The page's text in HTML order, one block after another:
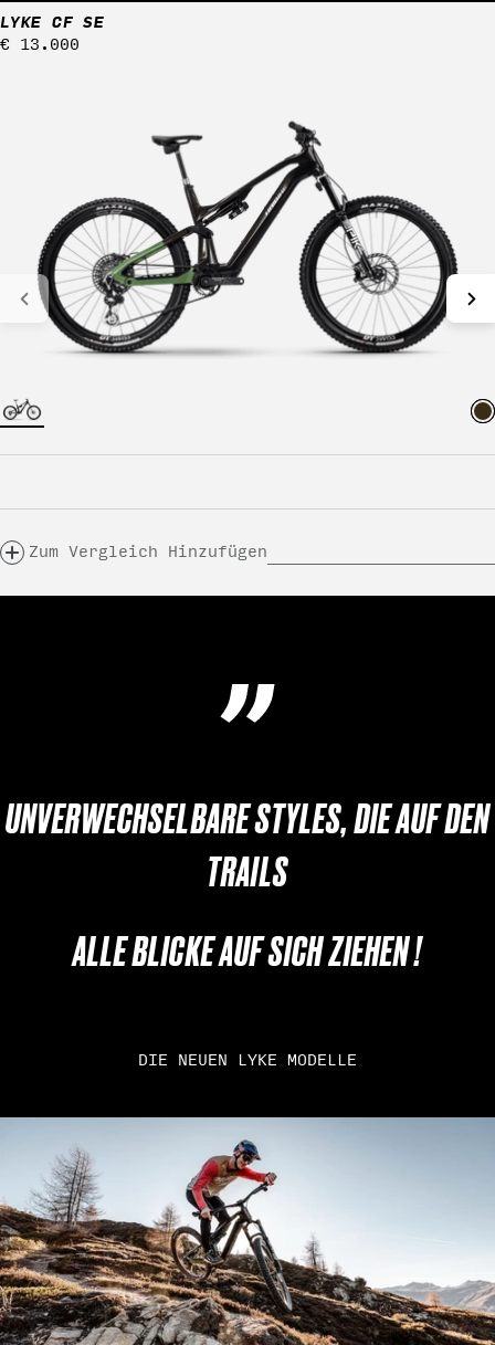
LYKE CF SE
Regulärer
€ 13.000
Zum Vergleich Hinzufügen
UNVERWECHSELBARE STYLES, DIE AUF DEN
TRAILS
ALLE BLICKE AUF SICH ZIEHEN !
DIE NEUEN LYKE MODELLE